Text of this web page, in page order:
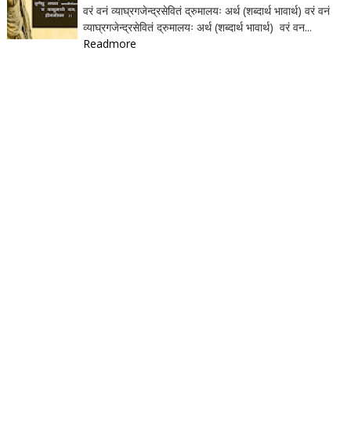
वरं वनं व्याघ्रगजेन्द्रसेवितं द्रुमालयः अर्थ (शब्दार्थ भावार्थ) वरं वनं
व्याघ्रगजेन्द्रसेवितं द्रुमालयः अर्थ (शब्दार्थ भावार्थ) वरं वन...
Readmore